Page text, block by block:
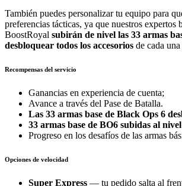
También puedes personalizar tu equipo para
preferencias tácticas, ya que nuestros expertos
BoostRoyal subirán de nivel las 33 armas
desbloquear todos los accesorios de cada
Recompensas del servicio
Ganancias en experiencia de cuenta;
Avance a través del Pase de Batalla.
Las 33 armas base de Black Ops 6
33 armas base de BO6 subidas al
Progreso en los desafíos de las armas
Opciones de velocidad
Super Express — tu pedido salta al